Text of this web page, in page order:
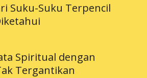
Suku-Suku Terpencil
Spiritual dengan
Tergantikan